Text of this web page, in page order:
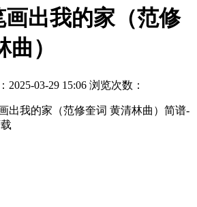
画出我的家（范修
）
2025-03-29 15:06 浏览次数：
出我的家（范修奎词 黄清林曲）简谱-